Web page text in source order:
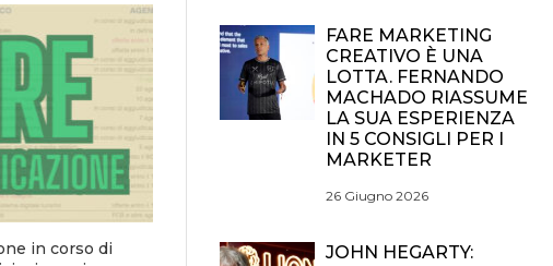
in corso di
FARE MARKETING
CREATIVO È UNA
LOTTA. FERNANDO
MACHADO RIASSUME
LA SUA ESPERIENZA
IN 5 CONSIGLI PER I
MARKETER
26 Giugno 2026
JOHN HEGARTY: